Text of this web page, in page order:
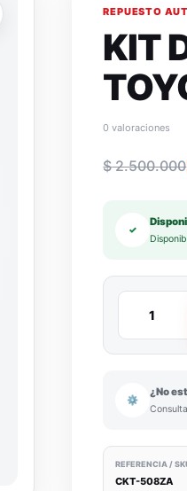
REPUESTO
KIT
0 valoraciones
$2.500.000
✓
⚙
¿No
REFERENCIA /
CKT-508ZA